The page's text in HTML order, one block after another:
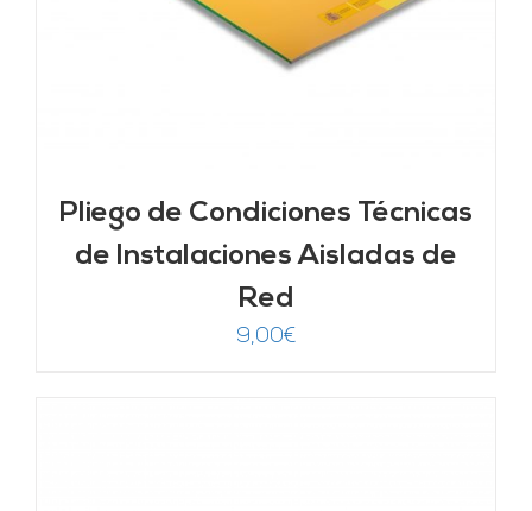
Pliego de Condiciones Técnicas
de Instalaciones Aisladas de
Red
9,00€